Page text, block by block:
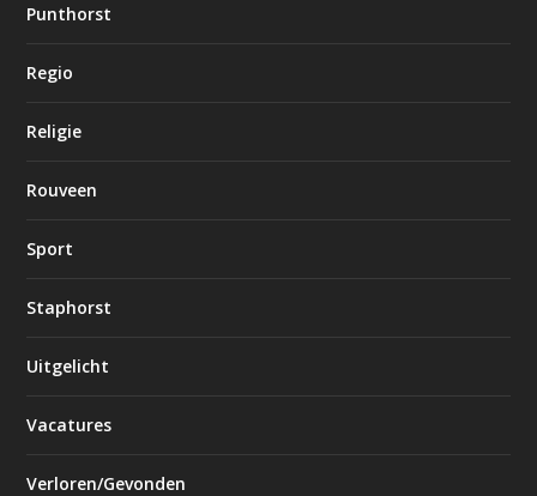
Punthorst
Regio
Religie
Rouveen
Sport
Staphorst
Uitgelicht
Vacatures
Verloren/Gevonden